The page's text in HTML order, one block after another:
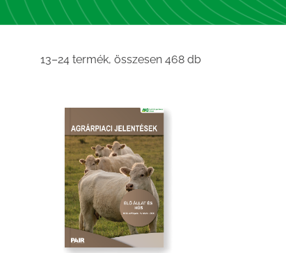
13–24 termék, összesen 468 dbSorted